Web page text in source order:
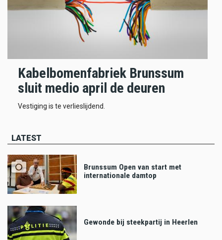
Kabelbomenfabriek Brunssum
sluit medio april de deuren
Vestiging is te verlieslijdend.
LATEST
Brunssum Open van start met
internationale damtop
Gewonde bij steekpartij in Heerlen